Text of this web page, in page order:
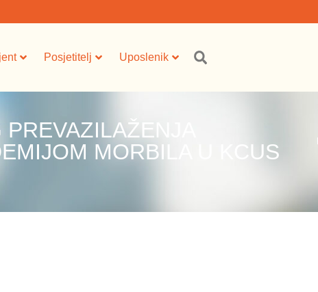
Posjetitelj Uposlenik
MORBILA U KCUS